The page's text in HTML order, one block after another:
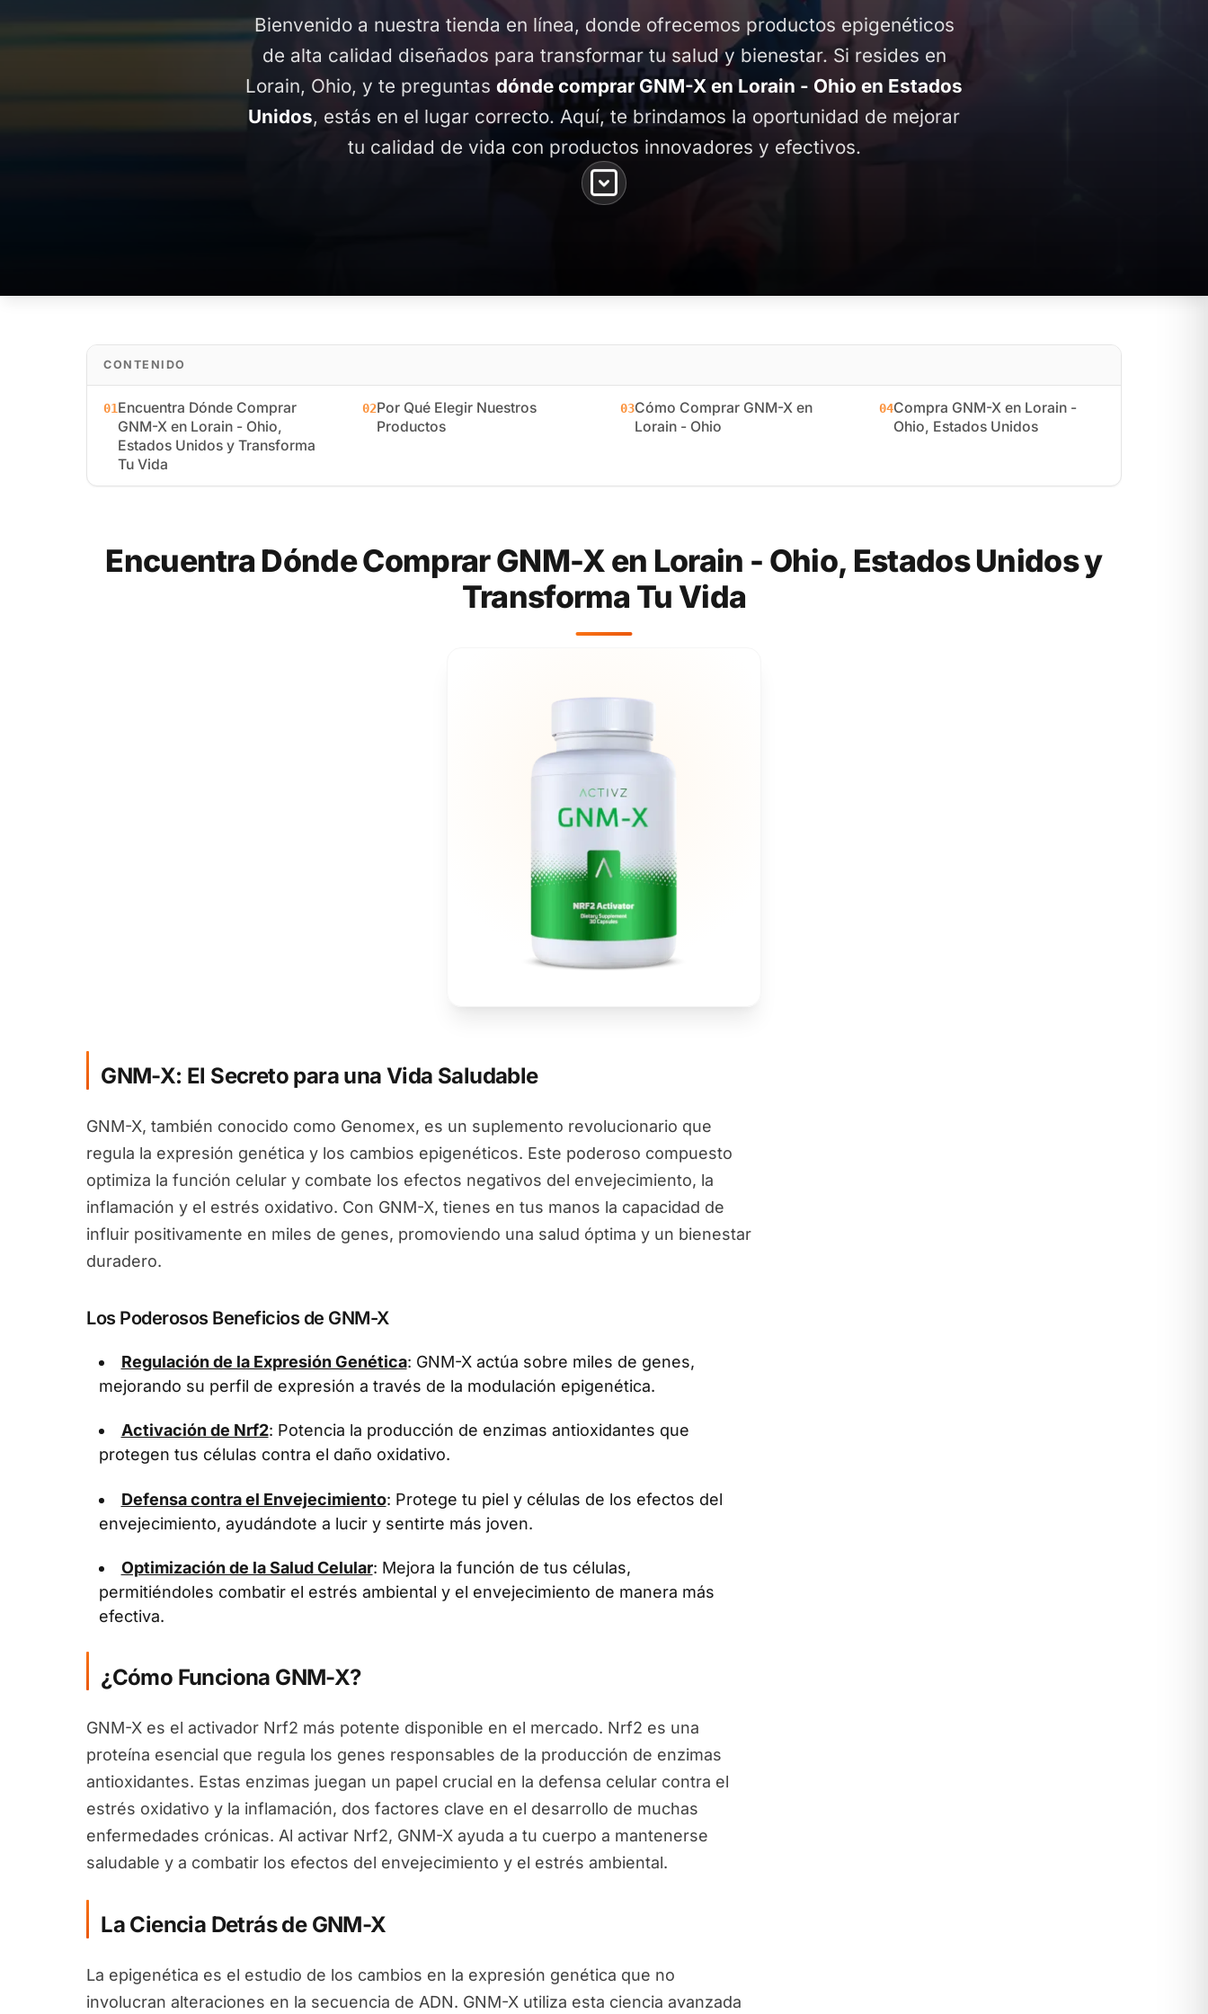
Bienvenido a nuestra tienda en línea, donde ofrecemos productos epigenéticos
de alta calidad diseñados para transformar tu salud y bienestar. Si resides en
Lorain, Ohio, y te preguntas dónde comprar GNM-X en Lorain - Ohio en Estados
Unidos, estás en el lugar correcto. Aquí, te brindamos la oportunidad de mejorar
tu calidad de vida con productos innovadores y efectivos.
CONTENIDO
01Encuentra Dónde Comprar
GNM-X en Lorain - Ohio,
Estados Unidos y Transforma
Tu Vida
02Por Qué Elegir Nuestros
Productos
03Cómo Comprar GNM-X en
Lorain - Ohio
04Compra GNM-X en Lorain -
Ohio, Estados Unidos
Encuentra Dónde Comprar GNM-X en Lorain - Ohio, Estados Unidos y
Transforma Tu Vida
GNM-X: El Secreto para una Vida Saludable
GNM-X, también conocido como Genomex, es un suplemento revolucionario que
regula la expresión genética y los cambios epigenéticos. Este poderoso compuesto
optimiza la función celular y combate los efectos negativos del envejecimiento, la
inflamación y el estrés oxidativo. Con GNM-X, tienes en tus manos la capacidad de
influir positivamente en miles de genes, promoviendo una salud óptima y un bienestar
duradero.
Los Poderosos Beneficios de GNM-X
Regulación de la Expresión Genética: GNM-X actúa sobre miles de genes,
mejorando su perfil de expresión a través de la modulación epigenética.
Activación de Nrf2: Potencia la producción de enzimas antioxidantes que
protegen tus células contra el daño oxidativo.
Defensa contra el Envejecimiento: Protege tu piel y células de los efectos del
envejecimiento, ayudándote a lucir y sentirte más joven.
Optimización de la Salud Celular: Mejora la función de tus células,
permitiéndoles combatir el estrés ambiental y el envejecimiento de manera más
efectiva.
¿Cómo Funciona GNM-X?
GNM-X es el activador Nrf2 más potente disponible en el mercado. Nrf2 es una
proteína esencial que regula los genes responsables de la producción de enzimas
antioxidantes. Estas enzimas juegan un papel crucial en la defensa celular contra el
estrés oxidativo y la inflamación, dos factores clave en el desarrollo de muchas
enfermedades crónicas. Al activar Nrf2, GNM-X ayuda a tu cuerpo a mantenerse
saludable y a combatir los efectos del envejecimiento y el estrés ambiental.
La Ciencia Detrás de GNM-X
La epigenética es el estudio de los cambios en la expresión genética que no
involucran alteraciones en la secuencia de ADN. GNM-X utiliza esta ciencia avanzada